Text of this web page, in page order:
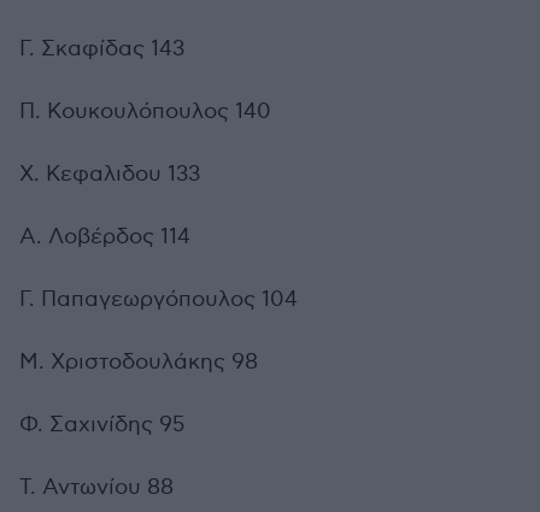
Γ. Σκαφίδας 143
Π. Κουκουλόπουλος 140
Χ. Κεφαλιδου 133
Α. Λοβέρδος 114
Γ. Παπαγεωργόπουλος 104
Μ. Χριστοδουλάκης 98
Φ. Σαχινίδης 95
Τ. Αντωνίου 88